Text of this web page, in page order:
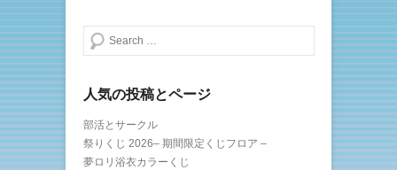
開
す
検索する
人気の投稿とページ
部活とサークル
祭りくじ 2026– 期間限定くじフロア –
夢ロリ浴衣カラーくじ